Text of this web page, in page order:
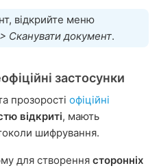
відкрийте меню
Сканувати документ.
застосунки
прозорості офіційні
відкриті, мають
шифрування.
для створення сторонніх